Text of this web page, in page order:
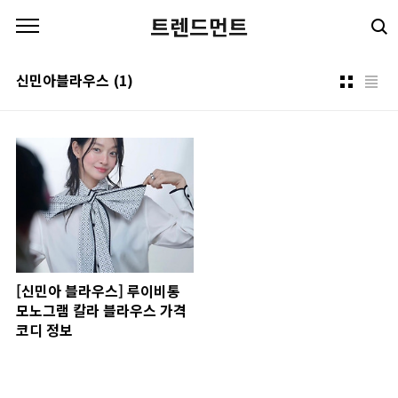
트렌드먼트
신민아블라우스 (1)
[신민아 블라우스] 루이비통
모노그램 칼라 블라우스 가격
코디 정보